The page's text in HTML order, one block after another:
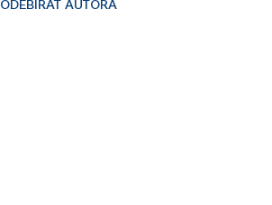
ODEBÍRAT AUTORA